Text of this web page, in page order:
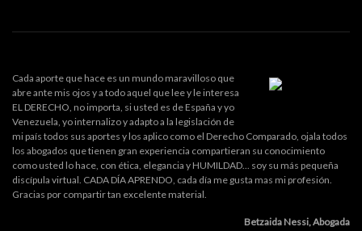
Cada aporte que hace es un mundo maravilloso que
abre ante mis ojos y a todo aquel que lee y le interesa
EL DERECHO, no importa, si usted es de España y yo
Venezuela, yo internalizo y adapto a la legislación de
mi país todos sus aportes y los aplico como el Derecho Comparado, ojala todos
los abogados que tienen gran experiencia compartieran su conocimiento
como usted lo hace, con ética, elegancia y HUMILDAD... soy su más pequeña
discípula virtual. CADA DÍA APRENDO, cada día me gusta mas mi profesión.
Gracias por compartir tan excelente material.
Betzaida Nessi, Abogada